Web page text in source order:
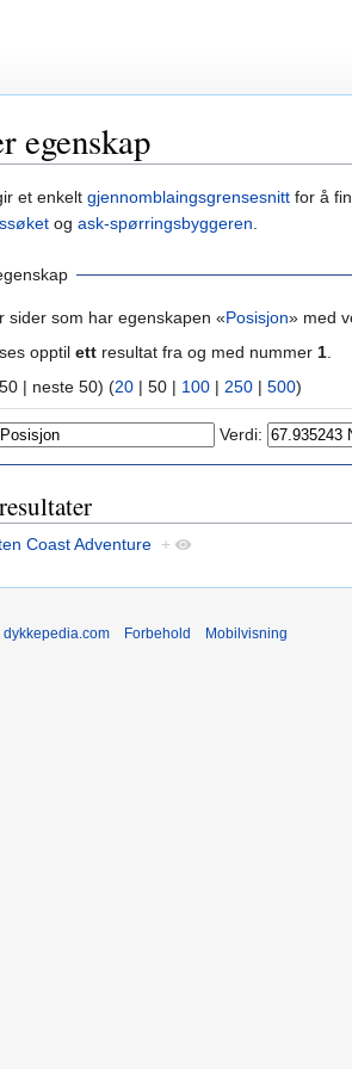
egenskap
et enkelt gjennomblaingsgrensesnitt for å
og ask-spørringsbyggeren.
sider som har egenskapen «Posisjon» med
opptil ett resultat fra og med nummer 1.
| neste 50) (20 | 50 | 100 | 250 | 500)
Verdi:
Coast Adventure +
dykkepedia.com Forbehold Mobilvisning